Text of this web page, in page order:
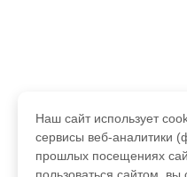
Наш сайт использует
сервисы веб-аналитики
прошлых посещениях